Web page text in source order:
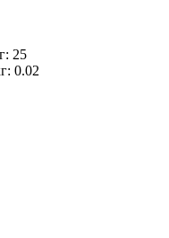
25
0.02